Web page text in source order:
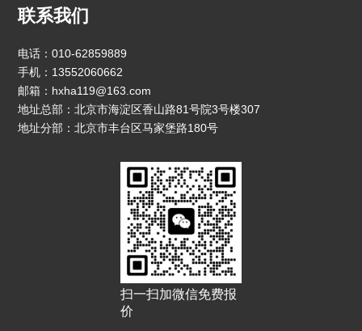
联系我们
电话：010-62859889
手机：13552060662
邮箱：hxha119@163.com
地址总部：北京市海淀区香山路81号院3号楼307
地址分部：北京市丰台区马家堡路180号
扫一扫加微信免费报
价